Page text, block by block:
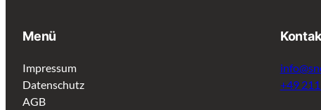
Menü
Impressum
Datenschutz
AGB
+49